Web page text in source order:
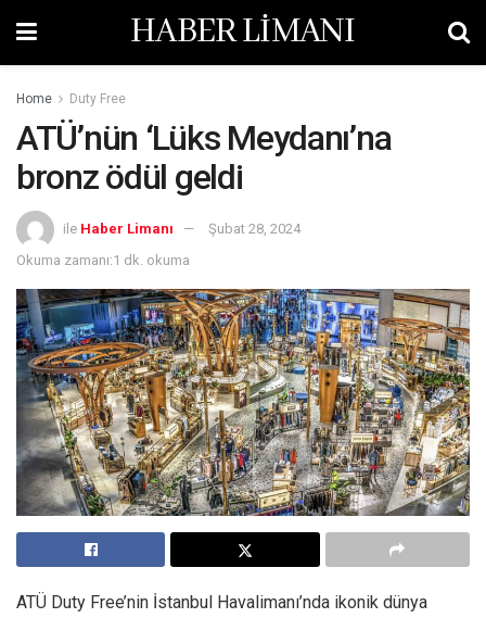
HABER LİMANI
Home Duty Free
ATÜ’nün ‘Lüks Meydanı’na
bronz ödül geldi
ile Haber Limanı
Şubat 28, 2024
Okuma zamanı:1 dk. okuma
ATÜ Duty Free’nin İstanbul Havalimanı’nda ikonik dünya